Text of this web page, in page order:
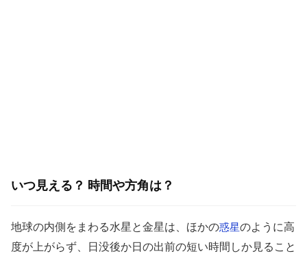
いつ見える？ 時間や方角は？
地球の内側をまわる水星と金星は、ほかの惑星のように高
度が上がらず、日没後か日の出前の短い時間しか見ること